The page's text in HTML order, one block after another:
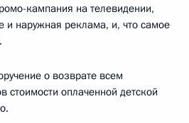
кампания на телевидении,
и наружная реклама, и, что самое
о возврате всем
стоимости оплаченной детской